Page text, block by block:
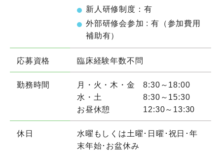
新人研修制度：有
外部研修会参加 : 有（参加費用
補助有）
応募資格 臨床経験年数不問
勤務時間
月・火・木・金 8:30～18:00
水・土 8:30～15:30
お昼休憩 12:30～13:30
休日
水曜もしくは土曜･日曜･祝日･年
末年始･お盆休み